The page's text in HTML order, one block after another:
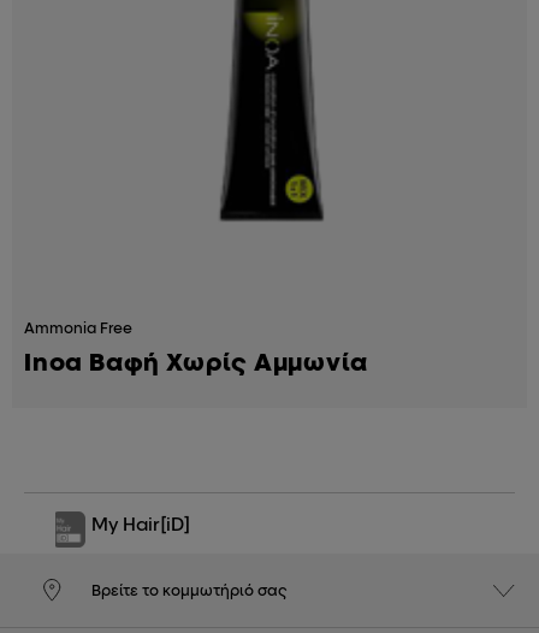
Ammonia Free
Inoa Βαφή Χωρίς Αμμωνία
My Hair[iD]
Βρείτε το κομμωτήριό σας